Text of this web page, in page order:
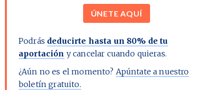
ÚNETE AQUÍ
Podrás deducirte hasta un 80% de tu
aportación y cancelar cuando quieras.
¿Aún no es el momento? Apúntate a nuestro
boletín gratuito.